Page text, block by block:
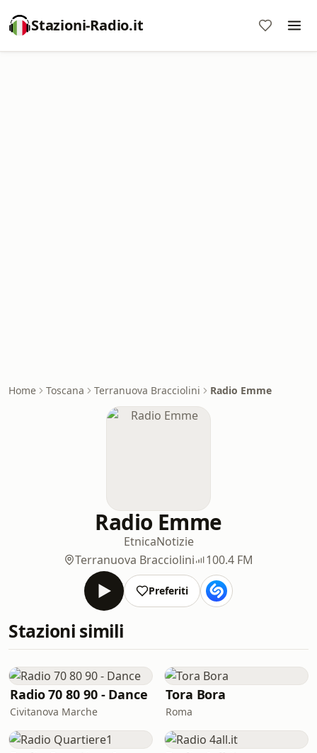
Stazioni-Radio.it
Home Toscana Terranuova Bracciolini Radio Emme
Radio Emme
EtnicaNotizie
Terranuova Bracciolini
100.4 FM
Preferiti
Stazioni simili
Radio 70 80 90 - Dance
Civitanova Marche
Tora Bora
Roma